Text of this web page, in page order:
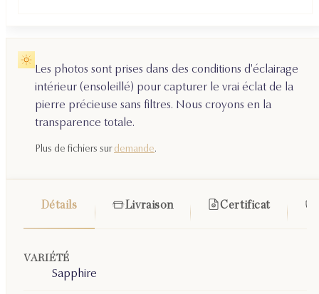
Les photos sont prises dans des conditions d'éclairage
intérieur (ensoleillé) pour capturer le vrai éclat de la
pierre précieuse sans filtres. Nous croyons en la
transparence totale.
Plus de fichiers sur demande.
Détails Livraison Certificat
VARIÉTÉ
Sapphire